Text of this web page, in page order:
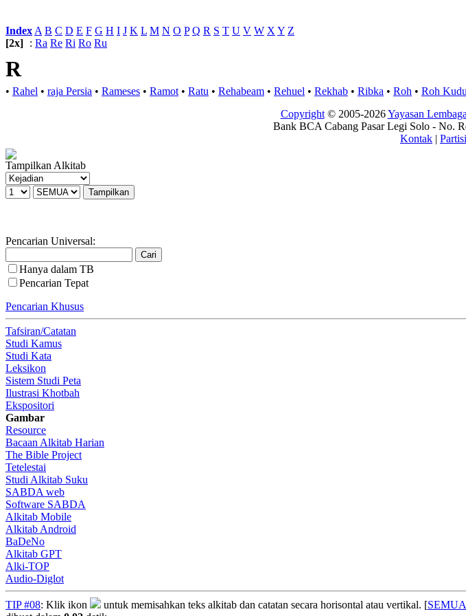
Index: A B C D E F G H I J K L M N O P Q R S T U V W X Y Z
[2x] : Ra Re Ri Ro Ru
R
• Rahel • raja Persia • Rameses • Ramot • Ratu • Rehabeam • Rehuel • Rekhab • Ribka • Roh • Roh
Copyright© 2005-2026Yayasan
Bank BCA Cabang Pasar Legi Solo - No.
Kontak |
Tampilkan Alkitab
Pencarian Universal:
Hanya dalam TB
Pencarian Tepat
Pencarian Khusus
Tafsiran/Catatan
Studi Kamus
Studi Kata
Leksikon
Sistem Studi Peta
Ilustrasi Khotbah
Ekspositori
Gambar
Resource
Bacaan Alkitab Harian
The Bible Project
Tetelestai
Studi Alkitab Suku
SABDA web
Software SABDA
Alkitab Mobile
Alkitab Android
BaDeNo
Alkitab GPT
Alki-TOP
Audio-Diglot
TIP #08: Klik ikon untuk memisahkan teks alkitab dan catatan secara horisontal atau vertikal. [SEMUA